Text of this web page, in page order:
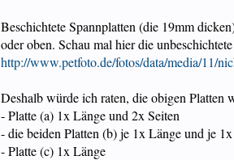
Beschichtete Spannplatten (die 19mm
oder oben. Schau mal hier die
http://www.petfoto.de/fotos/data/media/11/
Deshalb würde ich raten, die obigen Platten
- Platte (a) 1x Länge und 2x Seiten
- die beiden Platten (b) je 1x Länge und je
- Platte (c) 1x Länge